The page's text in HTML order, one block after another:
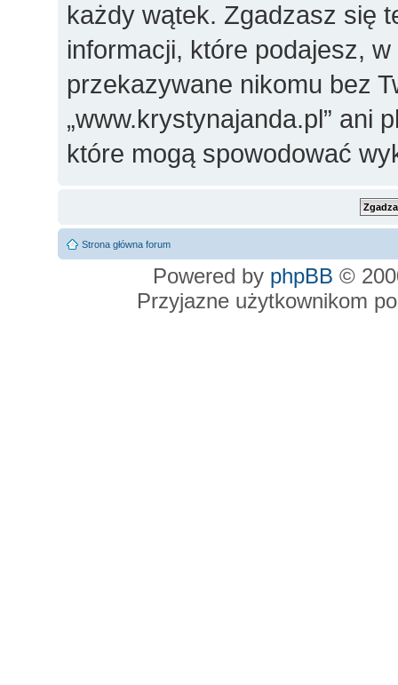
każdy wątek. Zgadzasz się
informacji, które podajesz,
przekazywane nikomu bez
„www.krystynajanda.pl” ani
które mogą spowodować
Strona główna forum
Powered by phpBB ©
Przyjazne użytkownikom